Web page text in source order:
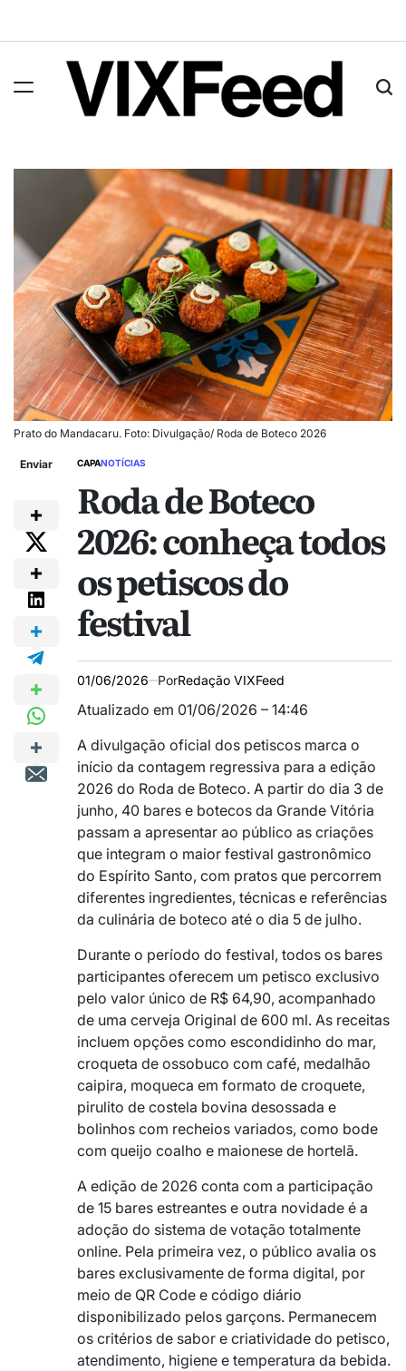
Prato do Mandacaru. Foto: Divulgação/ Roda de Boteco 2026
Enviar CAPANOTÍCIAS
Roda de Boteco
2026: conheça todos
os petiscos do
festival
01/06/2026 PorRedação VIXFeed
Atualizado em 01/06/2026 – 14:46
A divulgação oficial dos petiscos marca o
início da contagem regressiva para a edição
2026 do Roda de Boteco. A partir do dia 3 de
junho, 40 bares e botecos da Grande Vitória
passam a apresentar ao público as criações
que integram o maior festival gastronômico
do Espírito Santo, com pratos que percorrem
diferentes ingredientes, técnicas e referências
da culinária de boteco até o dia 5 de julho.
Durante o período do festival, todos os bares
participantes oferecem um petisco exclusivo
pelo valor único de R$ 64,90, acompanhado
de uma cerveja Original de 600 ml. As receitas
incluem opções como escondidinho do mar,
croqueta de ossobuco com café, medalhão
caipira, moqueca em formato de croquete,
pirulito de costela bovina desossada e
bolinhos com recheios variados, como bode
com queijo coalho e maionese de hortelã.
A edição de 2026 conta com a participação
de 15 bares estreantes e outra novidade é a
adoção do sistema de votação totalmente
online. Pela primeira vez, o público avalia os
bares exclusivamente de forma digital, por
meio de QR Code e código diário
disponibilizado pelos garçons. Permanecem
os critérios de sabor e criatividade do petisco,
atendimento, higiene e temperatura da bebida.